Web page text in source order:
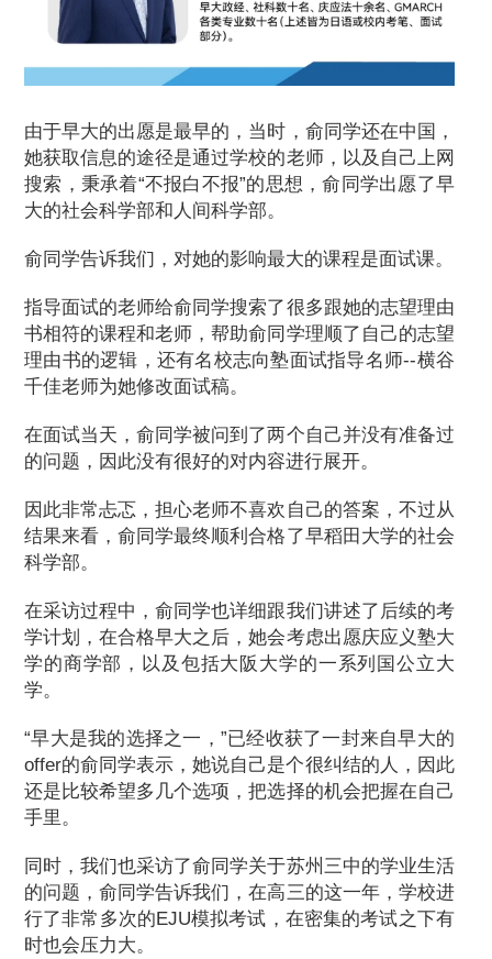
由于早大的出愿是最早的，当时，俞同学还在中国，
她获取信息的途径是通过学校的老师，以及自己上网
搜索，秉承着“不报白不报”的思想，俞同学出愿了早
大的社会科学部和人间科学部。
俞同学告诉我们，对她的影响最大的课程是面试课。
指导面试的老师给俞同学搜索了很多跟她的志望理由
书相符的课程和老师，帮助俞同学理顺了自己的志望
理由书的逻辑，还有名校志向塾面试指导名师--横谷
千佳老师为她修改面试稿。
在面试当天，俞同学被问到了两个自己并没有准备过
的问题，因此没有很好的对内容进行展开。
因此非常忐忑，担心老师不喜欢自己的答案，不过从
结果来看，俞同学最终顺利合格了早稻田大学的社会
科学部。
在采访过程中，俞同学也详细跟我们讲述了后续的考
学计划，在合格早大之后，她会考虑出愿庆应义塾大
学的商学部，以及包括大阪大学的一系列国公立大
学。
“早大是我的选择之一，”已经收获了一封来自早大的
offer的俞同学表示，她说自己是个很纠结的人，因此
还是比较希望多几个选项，把选择的机会把握在自己
手里。
同时，我们也采访了俞同学关于苏州三中的学业生活
的问题，俞同学告诉我们，在高三的这一年，学校进
行了非常多次的EJU模拟考试，在密集的考试之下有
时也会压力大。